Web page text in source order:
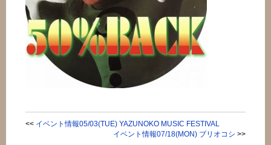
<< イベント情報05/03(TUE) YAZUNOKO MUSIC FESTIVAL
イベント情報07/18(MON) ブリオコシ >>